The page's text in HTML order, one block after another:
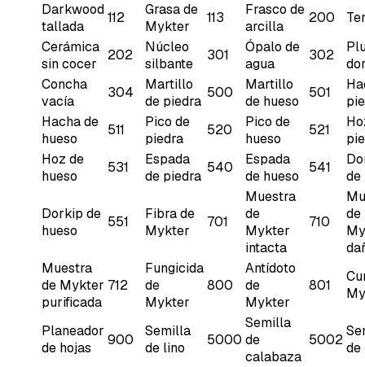
Darkwood
tallada
112
Grasa de
Mykter
113
Frasco de
arcilla
200
Cerámica
sin cocer
202
Núcleo
silbante
301
Ópalo de
agua
302
Concha
vacía
304
Martillo
de piedra
500
Martillo
de hueso
501
Hacha de
hueso
511
Pico de
piedra
520
Pico de
hueso
521
Hoz de
hueso
531
Espada
de piedra
540
Espada
de hueso
541
de
Dorkip de
hueso
551
Fibra de
Mykter
701
Muestra
de
Mykter
intacta
710
de
Muestra
de Mykter
purificada
712
Fungicida
de
Mykter
800
Antídoto
de
Mykter
801
Planeador
de hojas
900
Semilla
de lino
5000
Semilla
de
calabaza
5002de